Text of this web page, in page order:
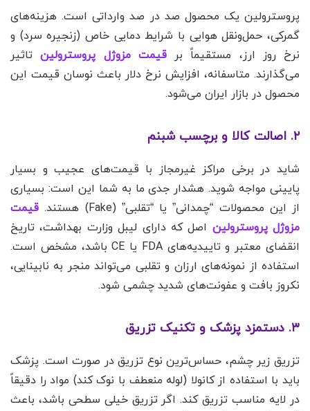
پروسترولین یک محصول صد در صد وارداتی است. هزینه‌های
گمرکی، حمل‌ونقل هوایی با شرایط دمایی خاص (زنجیره سرد) و
نرخ روز ارز، مستقیماً برقیمت مزوژل پروسترولینتاثیر
می‌گذارند. متاسفانه، افزایش نرخ دلار باعث نوسان قیمت این
محصول در بازار ایران می‌شود.
۲. اصالت کالا و برچسب شبنم
شاید در برخی مراکز غیرمجاز با قیمت‌های عجیب و بسیار
پایینی مواجه شوید. هشدار جدی ما به شما این است: بسیاری
از این محصولات “چمدانی” یا “تقلبی” (Fake) هستند.
قیمت
مزوژل پروسترولین اصل که دارای لیبل وزارت بهداشت، تاریخ
انقضای معتبر و تاییدیه‌های FDA یا CE باشد، مشخص است.
استفاده از نمونه‌های ارزان و تقلبی می‌تواند منجر به نابینایی،
نکروز بافت و عفونت‌های شدید چشمی شود.
۳. دستمزد پزشک و تکنیک تزریق
تزریق زیر چشم، حساس‌ترین نوع تزریق در صورت است. پزشک
باید با استفاده از کانولا (لوله منعطف با نوک کند) مواد را دقیقاً
در لایه مناسب تزریق کند. اگر تزریق خیلی سطحی باشد، باعث